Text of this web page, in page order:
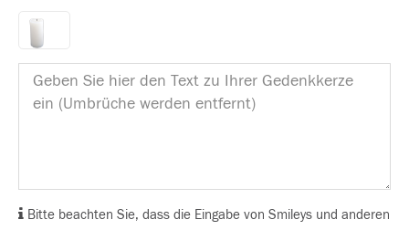
Bitte beachten Sie, dass die Eingabe von Smileys und anderen